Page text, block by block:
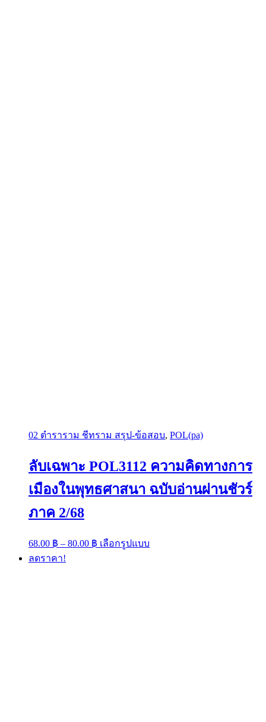
02 ตำราราม ชีทราม สรุป-ข้อสอบ, POL(pa)
ลับเฉพาะ POL3112 ความคิดทางการ
เมืองในพุทธศาสนา ฉบับอ่านผ่านชัวร์
ภาค 2/68
68.00 ฿ – 80.00 ฿ Price
range:
เลือกรูปแบบ
product
ลดราคา!